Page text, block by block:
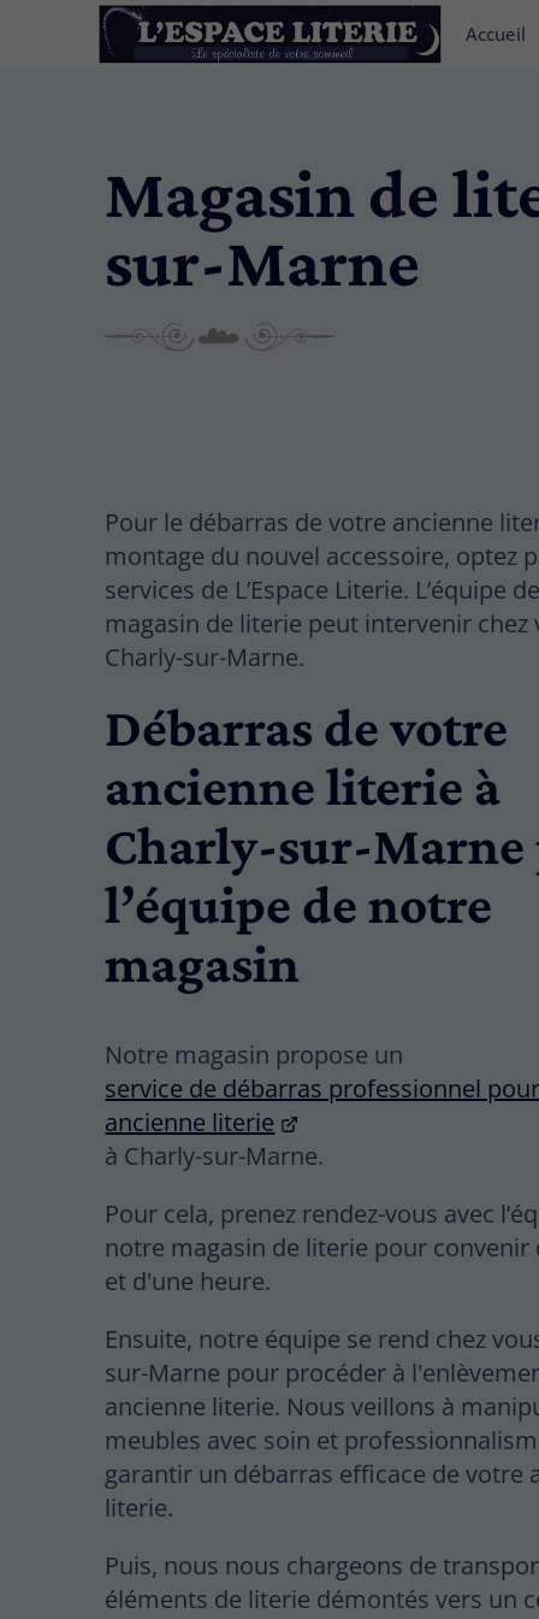
Accueil
Magasin de
sur-Marne
Pour le débarras de votre ancienne
montage du nouvel accessoire, optez
services de L’Espace Literie. L’équipe
magasin de literie peut intervenir chez
Charly-sur-Marne.
Débarras de votre
ancienne literie à
Charly-sur-Marne
l’équipe de notre
magasin
Notre magasin propose un
service de débarras professionnel
ancienne literie
à Charly-sur-Marne.
Pour cela, prenez rendez-vous avec
notre magasin de literie pour convenir
et d'une heure.
Ensuite, notre équipe se rend chez
sur-Marne pour procéder à
ancienne literie. Nous veillons à
meubles avec soin et
garantir un débarras efficace de votre
literie.
Puis, nous nous chargeons de
éléments de literie démontés vers un